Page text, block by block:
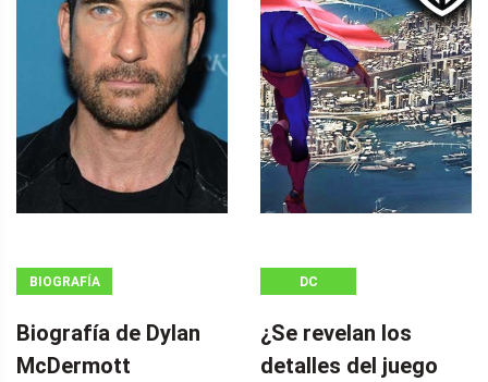
BIOGRAFÍA
Biografía de Dylan
McDermott
DC
¿Se revelan los
detalles del juego